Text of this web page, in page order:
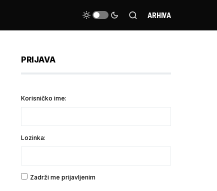
ARHIVA
PRIJAVA
Korisničko ime:
Lozinka:
Zadrži me prijavljenim